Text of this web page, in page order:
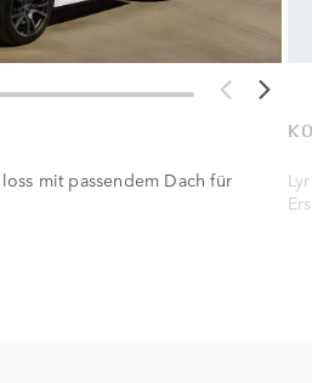
mit passendem Dach für